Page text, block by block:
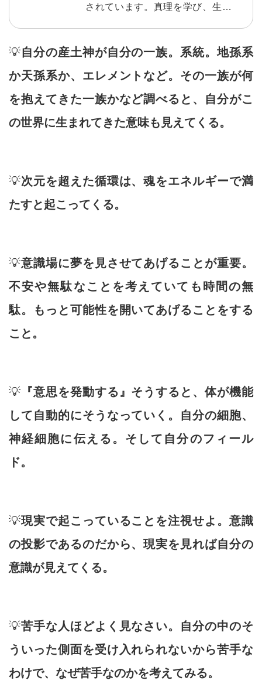
されています。真理を学び、生きて
らしく幸せになる方法。１回ごとに
める朝】こそ、智慧を得るのに最適
です。読んで取り組むワークなども
多数入っています。 読んだ方からは
💡自分の産土神が自分の一族。系統。地孫系
か天孫系か、エレメントなど。その一族が何
を抱えてきた一族かなど調べると、自分がこ
の世界に生まれてきた意味も見えてくる。
💡次元を超えた循環は、魂をエネルギーで満
たすと起こってくる。
💡意識場に夢を見させてあげることが重要。
不安や無駄なことを考えていても時間の無
駄。もっと可能性を開いてあげることをする
こと。
💡 『意思を発動する』そうすると、体が機能
して自動的にそうなっていく。自分の細胞、
神経細胞に伝える。そして自分のフィール
ド。
💡現実で起こっていることを注視せよ。意識
の投影であるのだから、現実を見れば自分の
意識が見えてくる。
💡苦手な人ほどよく見なさい。自分の中のそ
ういった側面を受け入れられないから苦手な
わけで、なぜ苦手なのかを考えてみる。